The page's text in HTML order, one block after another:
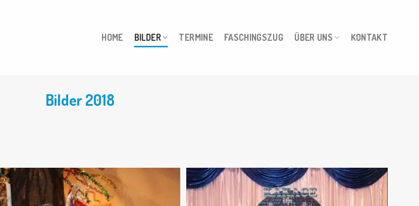
HOME BILDER TERMINE FASCHINGSZUG ÜBER UNS KONTAKT
Bilder 2018